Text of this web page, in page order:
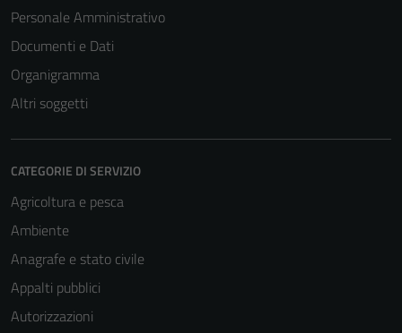
Personale Amministrativo
Documenti e Dati
Organigramma
Altri soggetti
CATEGORIE DI SERVIZIO
Agricoltura e pesca
Ambiente
Anagrafe e stato civile
Appalti pubblici
Autorizzazioni